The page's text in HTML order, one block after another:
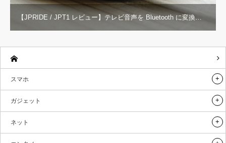
【JPRIDE / JPT1 レビュー】テレビ音声を Bluetooth に変換…
スマホ
ガジェット
ネット